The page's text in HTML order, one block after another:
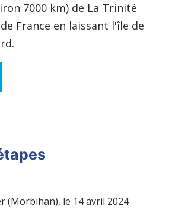
7000 km) de La Trinité
France en laissant l'île de
(Morbihan), le 14 avril 2024